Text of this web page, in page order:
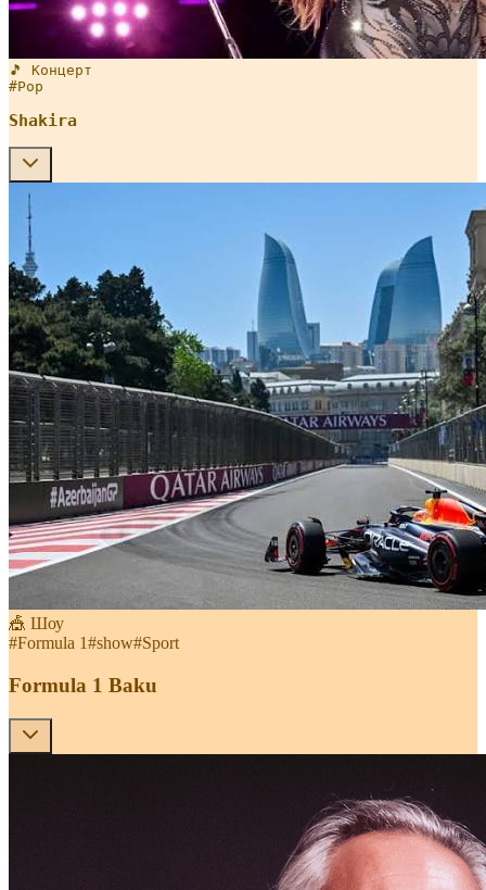
🎵 Концерт
#Pop
Shakira
🎪 Шоу
#Formula 1#show#Sport
Formula 1 Baku